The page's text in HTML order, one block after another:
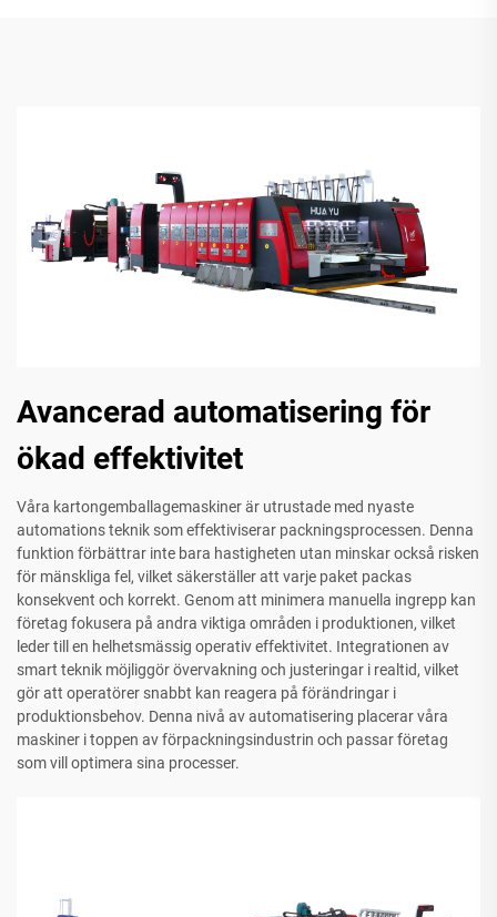
Avancerad automatisering för
ökad effektivitet
Våra kartongemballagemaskiner är utrustade med nyaste
automations teknik som effektiviserar packningsprocessen. Denna
funktion förbättrar inte bara hastigheten utan minskar också risken
för mänskliga fel, vilket säkerställer att varje paket packas
konsekvent och korrekt. Genom att minimera manuella ingrepp kan
företag fokusera på andra viktiga områden i produktionen, vilket
leder till en helhetsmässig operativ effektivitet. Integrationen av
smart teknik möjliggör övervakning och justeringar i realtid, vilket
gör att operatörer snabbt kan reagera på förändringar i
produktionsbehov. Denna nivå av automatisering placerar våra
maskiner i toppen av förpackningsindustrin och passar företag
som vill optimera sina processer.